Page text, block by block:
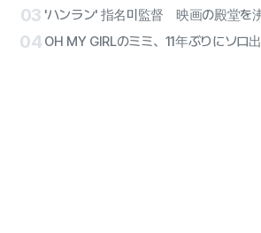
03
04